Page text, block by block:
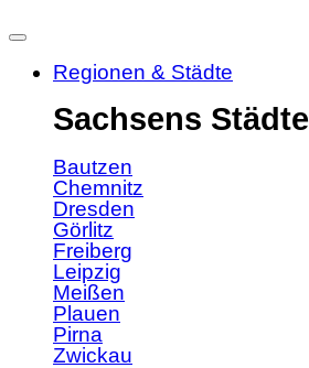
Regionen & Städte
Sachsens Städte
Bautzen
Chemnitz
Dresden
Görlitz
Freiberg
Leipzig
Meißen
Plauen
Pirna
Zwickau